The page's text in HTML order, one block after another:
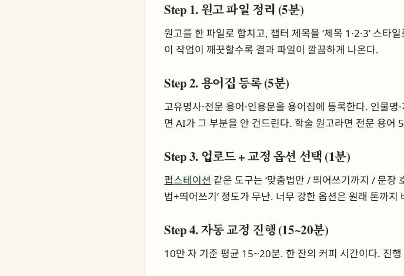
Step 1. 원고 파일 정리 (5분)
원고를 한 파일로 합치고, 챕터 제목을 ‘제목 1·2·3’ 스타
이 작업이 깨끗할수록 결과 파일이 깔끔하게 나온다.
Step 2. 용어집 등록 (5분)
고유명사·전문 용어·인용문을 용어집에 등록한다. 인물명
면 AI가 그 부분을 안 건드린다. 학술 원고라면 전문 용
Step 3. 업로드 + 교정 옵션 선택 (1분)
펍스테이션 같은 도구는 ‘맞춤법만 / 띄어쓰기까지 / 문장
법+띄어쓰기’ 정도가 무난. 너무 강한 옵션은 원래 톤까지
Step 4. 자동 교정 진행 (15~20분)
10만 자 기준 평균 15~20분. 한 잔의 커피 시간이다. 진